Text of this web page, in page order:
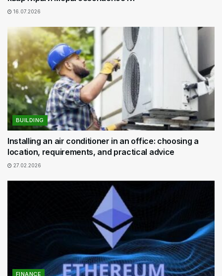
16.07.2026
BUILDING
Installing an air conditioner in an office: choosing a
location, requirements, and practical advice
27.02.2026
FINANCE